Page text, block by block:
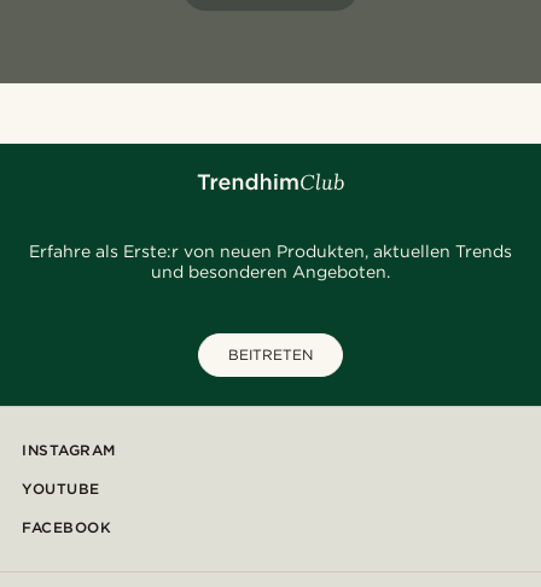
Erfahre als Erste:r von neuen Produkten, aktuellen Trends
und besonderen Angeboten.
BEITRETEN
INSTAGRAM
YOUTUBE
FACEBOOK